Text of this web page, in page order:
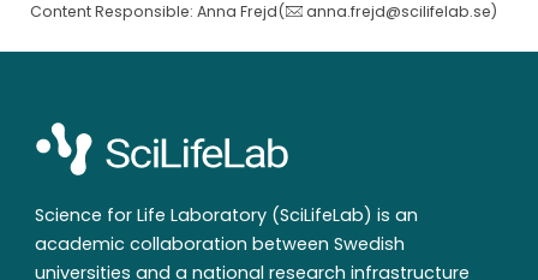
Content Responsible: Anna Frejd(
anna.frejd@scilifelab.se)
Science for Life Laboratory (SciLifeLab) is an
academic collaboration between Swedish
universities and a national research infrastructure